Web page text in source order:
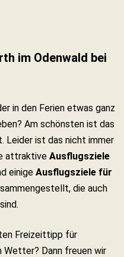
im Odenwald bei
in den Ferien etwas ganz
Am schönsten ist das
Leider ist das nicht immer
attraktive Ausflugsziele
einige Ausflugsziele für
die auch
Freizeittipp für
Wetter? Dann freuen wir